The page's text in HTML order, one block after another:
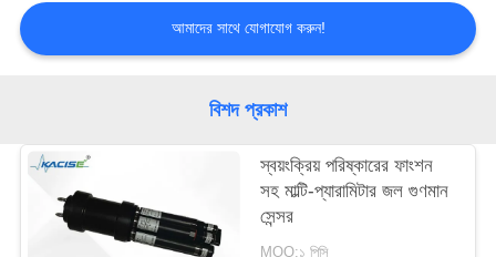
যোগাযোগ
করুন
ক্ষেত্রেই
আমাদের সাথে যোগাযোগ করুন!
বিশদ প্রকাশ
স্বয়ংক্রিয় পরিষ্কারের ফাংশন
সহ মাল্টি-প্যারামিটার জল গুণমান
সেন্সর
MOQ:১ পিসি